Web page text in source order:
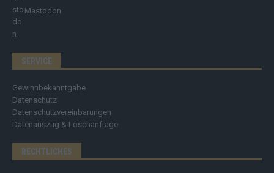
Mastodon
SERVICE
Gewinnbekanntgabe
Datenschutz
Datenschutzvereinbarungen
Datenauszug & Löschanfrage
RECHTLICHES